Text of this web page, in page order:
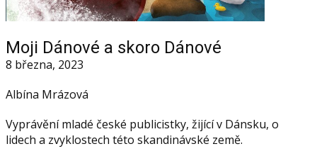
Moji Dánové a skoro Dánové
8 března, 2023
Albína Mrázová
Vyprávění mladé české publicistky, žijící v Dánsku, o
lidech a zvyklostech této skandinávské země.